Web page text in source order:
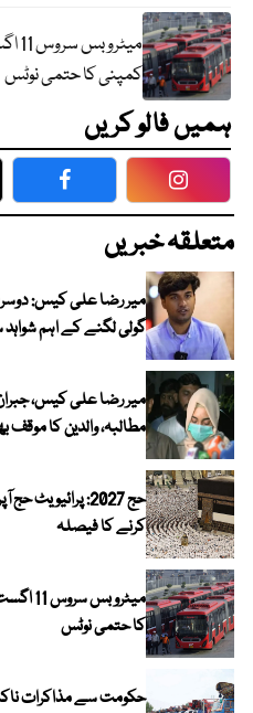
کمپنی کا حتمی نوٹس
ہمیں فالو کریں
Facebook
متعلقہ خبریں
میر رضا علی کیس:
گولی لگنے کے اہم
میر رضا علی کیس،
مطالبہ، والدین کا موقف
حج 2027:
کرنے کا فیصلہ
میٹرو
کا حتمی نوٹس
حکومت سے مذاکرات